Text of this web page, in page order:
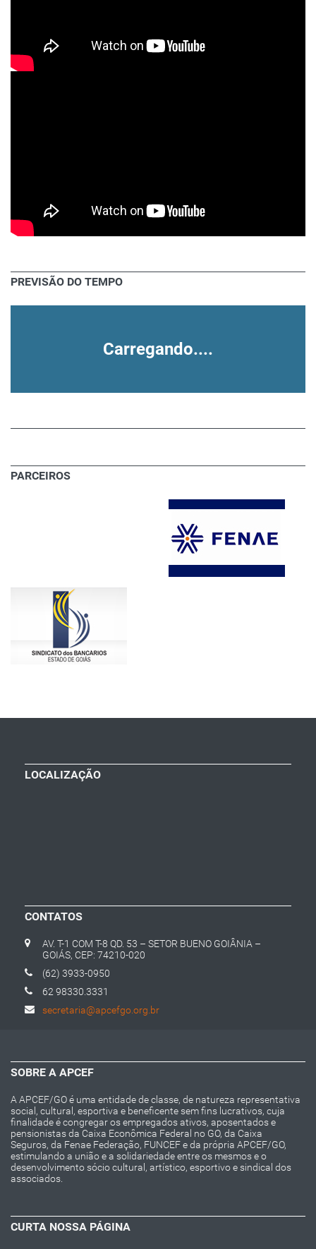
PREVISÃO DO TEMPO
Carregando....
PARCEIROS
LOCALIZAÇÃO
CONTATOS
AV. T-1 COM T-8 QD. 53 – SETOR BUENO GOIÂNIA –
GOIÁS, CEP: 74210-020
(62) 3933-0950
62 98330.3331
secretaria@apcefgo.org.br
SOBRE A APCEF
A APCEF/GO é uma entidade de classe, de natureza representativa
social, cultural, esportiva e beneficente sem fins lucrativos, cuja
finalidade é congregar os empregados ativos, aposentados e
pensionistas da Caixa Econômica Federal no GO, da Caixa
Seguros, da Fenae Federação, FUNCEF e da própria APCEF/GO,
estimulando a união e a solidariedade entre os mesmos e o
desenvolvimento sócio cultural, artístico, esportivo e sindical dos
associados.
CURTA NOSSA PÁGINA